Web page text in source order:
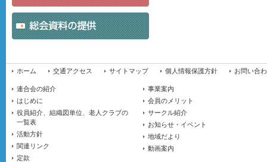
ホーム 交通アクセス サイトマップ 個人情報保護方針 お問い合
連合会の紹介
はじめに
役員紹介、組織図単位、老人クラブの
一覧表
活動方針
関連リンク
定款
事業案内
会員のメリット
サークル紹介
お知らせ・イベント
地域だより
動画案内